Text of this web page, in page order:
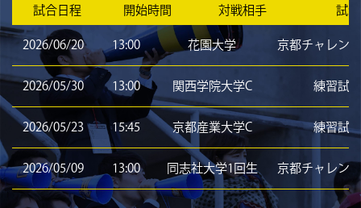
試合日程 開始時間 対戦相手 試
2026/06/20 13:00 花園大学 京都チャレン
2026/05/30 13:00 関西学院大学C 練習試合
2026/05/23 15:45 京都産業大学C 練習試合
2026/05/09 13:00 同志社大学1回生 京都チャレン